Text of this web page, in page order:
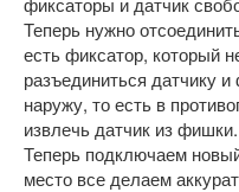
Теперь нужно
есть фиксатор, который
разъединиться датчику
наружу, то есть в
извлечь датчик из
Теперь подключаем
место все делаем